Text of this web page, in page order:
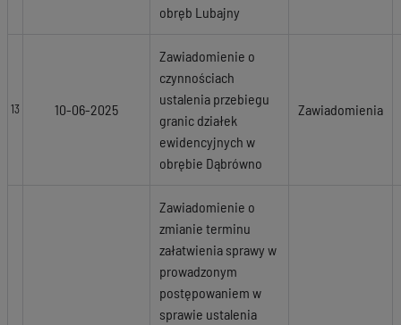
obręb Lubajny
13 10-06-2025
Zawiadomienie o
czynnościach
ustalenia przebiegu
granic działek
ewidencyjnych w
obrębie Dąbrówno
Zawiadomienia
Zawiadomienie o
zmianie terminu
załatwienia sprawy w
prowadzonym
postępowaniem w
sprawie ustalenia